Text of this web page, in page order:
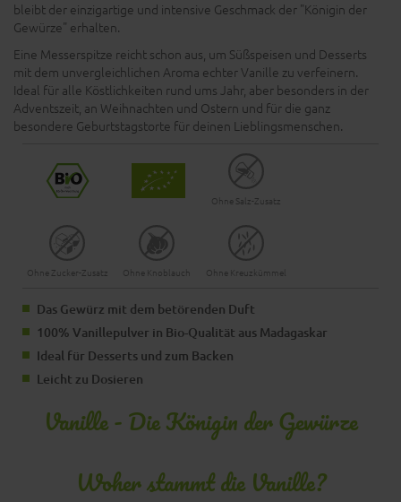
bleibt der einzigartige und intensive Geschmack der "Königin der
Gewürze" erhalten.
Eine Messerspitze reicht schon aus, um Süßspeisen und Desserts
mit dem unvergleichlichen Aroma echter Vanille zu verfeinern.
Ideal für alle Köstlichkeiten rund ums Jahr, aber besonders in der
Adventszeit, an Weihnachten und Ostern und für die ganz
besondere Geburtstagstorte für deinen Lieblingsmenschen.
Ohne Salz-Zusatz
Ohne Zucker-Zusatz Ohne Knoblauch Ohne Kreuzkümmel
Das Gewürz mit dem betörenden Duft
100% Vanillepulver in Bio-Qualität aus Madagaskar
Ideal für Desserts und zum Backen
Leicht zu Dosieren
Vanille - Die Königin der Gewürze
Woher stammt die Vanille?